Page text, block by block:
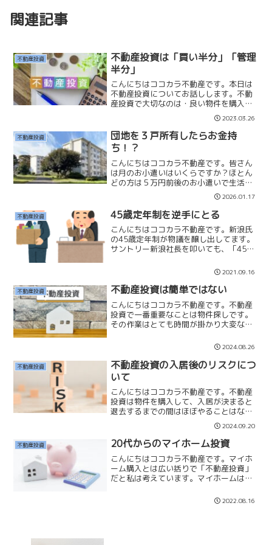
関連記事
不動産投資
不動産投資は「買い半分」「管理
半分」
こんにちはココカラ不動産です。本日は
不動産投資についてお話しします。不動
産投資で大切なのは・良い物件を購入す
る・良い管理会社に管理をお願いするこ
とだと思っています。賃貸は1、2月に退
去予告される方が多いので、退去予告後
の3月末までが勝負にな...
2023.03.26
不動産投資
団地を３戸所有したらお金持
ち！？
こんにちはココカラ不動産です。皆さん
は月のお小遣いはいくらですか？ほとん
どの方は５万円前後のお小遣いで生活さ
れているのではないでしょうか。サラリ
ーマンの方で毎月１０万円以上お小遣い
を使える方は高年収の限られた方だけだ
と思います。一般のサラリ...
2026.01.17
不動産投資 45歳定年制を逆手にとる
こんにちはココカラ不動産です。新浪氏
の45歳定年制が物議を醸し出してます。
サントリー新浪社長を叩いても、「45歳
はこれからの時代は『会社に期待しない
生き方』をした方が良いと思っていま
す。そこそこ業務をこな...
2021.09.16
不動産投資 不動産投資は簡単ではない
こんにちはココカラ不動産です。不動産
投資で一番重要なことは物件探しです。
その作業はとても時間が掛かり大変な作
を分けるのは「買い」です。買いで失敗
してしまうと、その後にどんなに良い賃
貸経営をしようとしても取...
2024.08.26
不動産投資
不動産投資の入居後のリスクにつ
いて
こんにちはココカラ不動産です。不動産
投資は物件を購入して、入居が決まると
退去するまでの間はほぼやることはな
く、家賃をいただくことができます。た
だ、入居後に一つだけ「大きなリスク」
があることがあります。それは「孤独
死」です。以前、私のアパート...
2024.09.20
不動産投資 20代からのマイホーム投資
こんにちはココカラ不動産です。マイホ
ーム購入とは広い括りで「不動産投資」
だと私は考えています。マイホームは高
い物件は買ってはいけないからです。世
の中には価格に見合わない物件が沢山あ
2022.08.16